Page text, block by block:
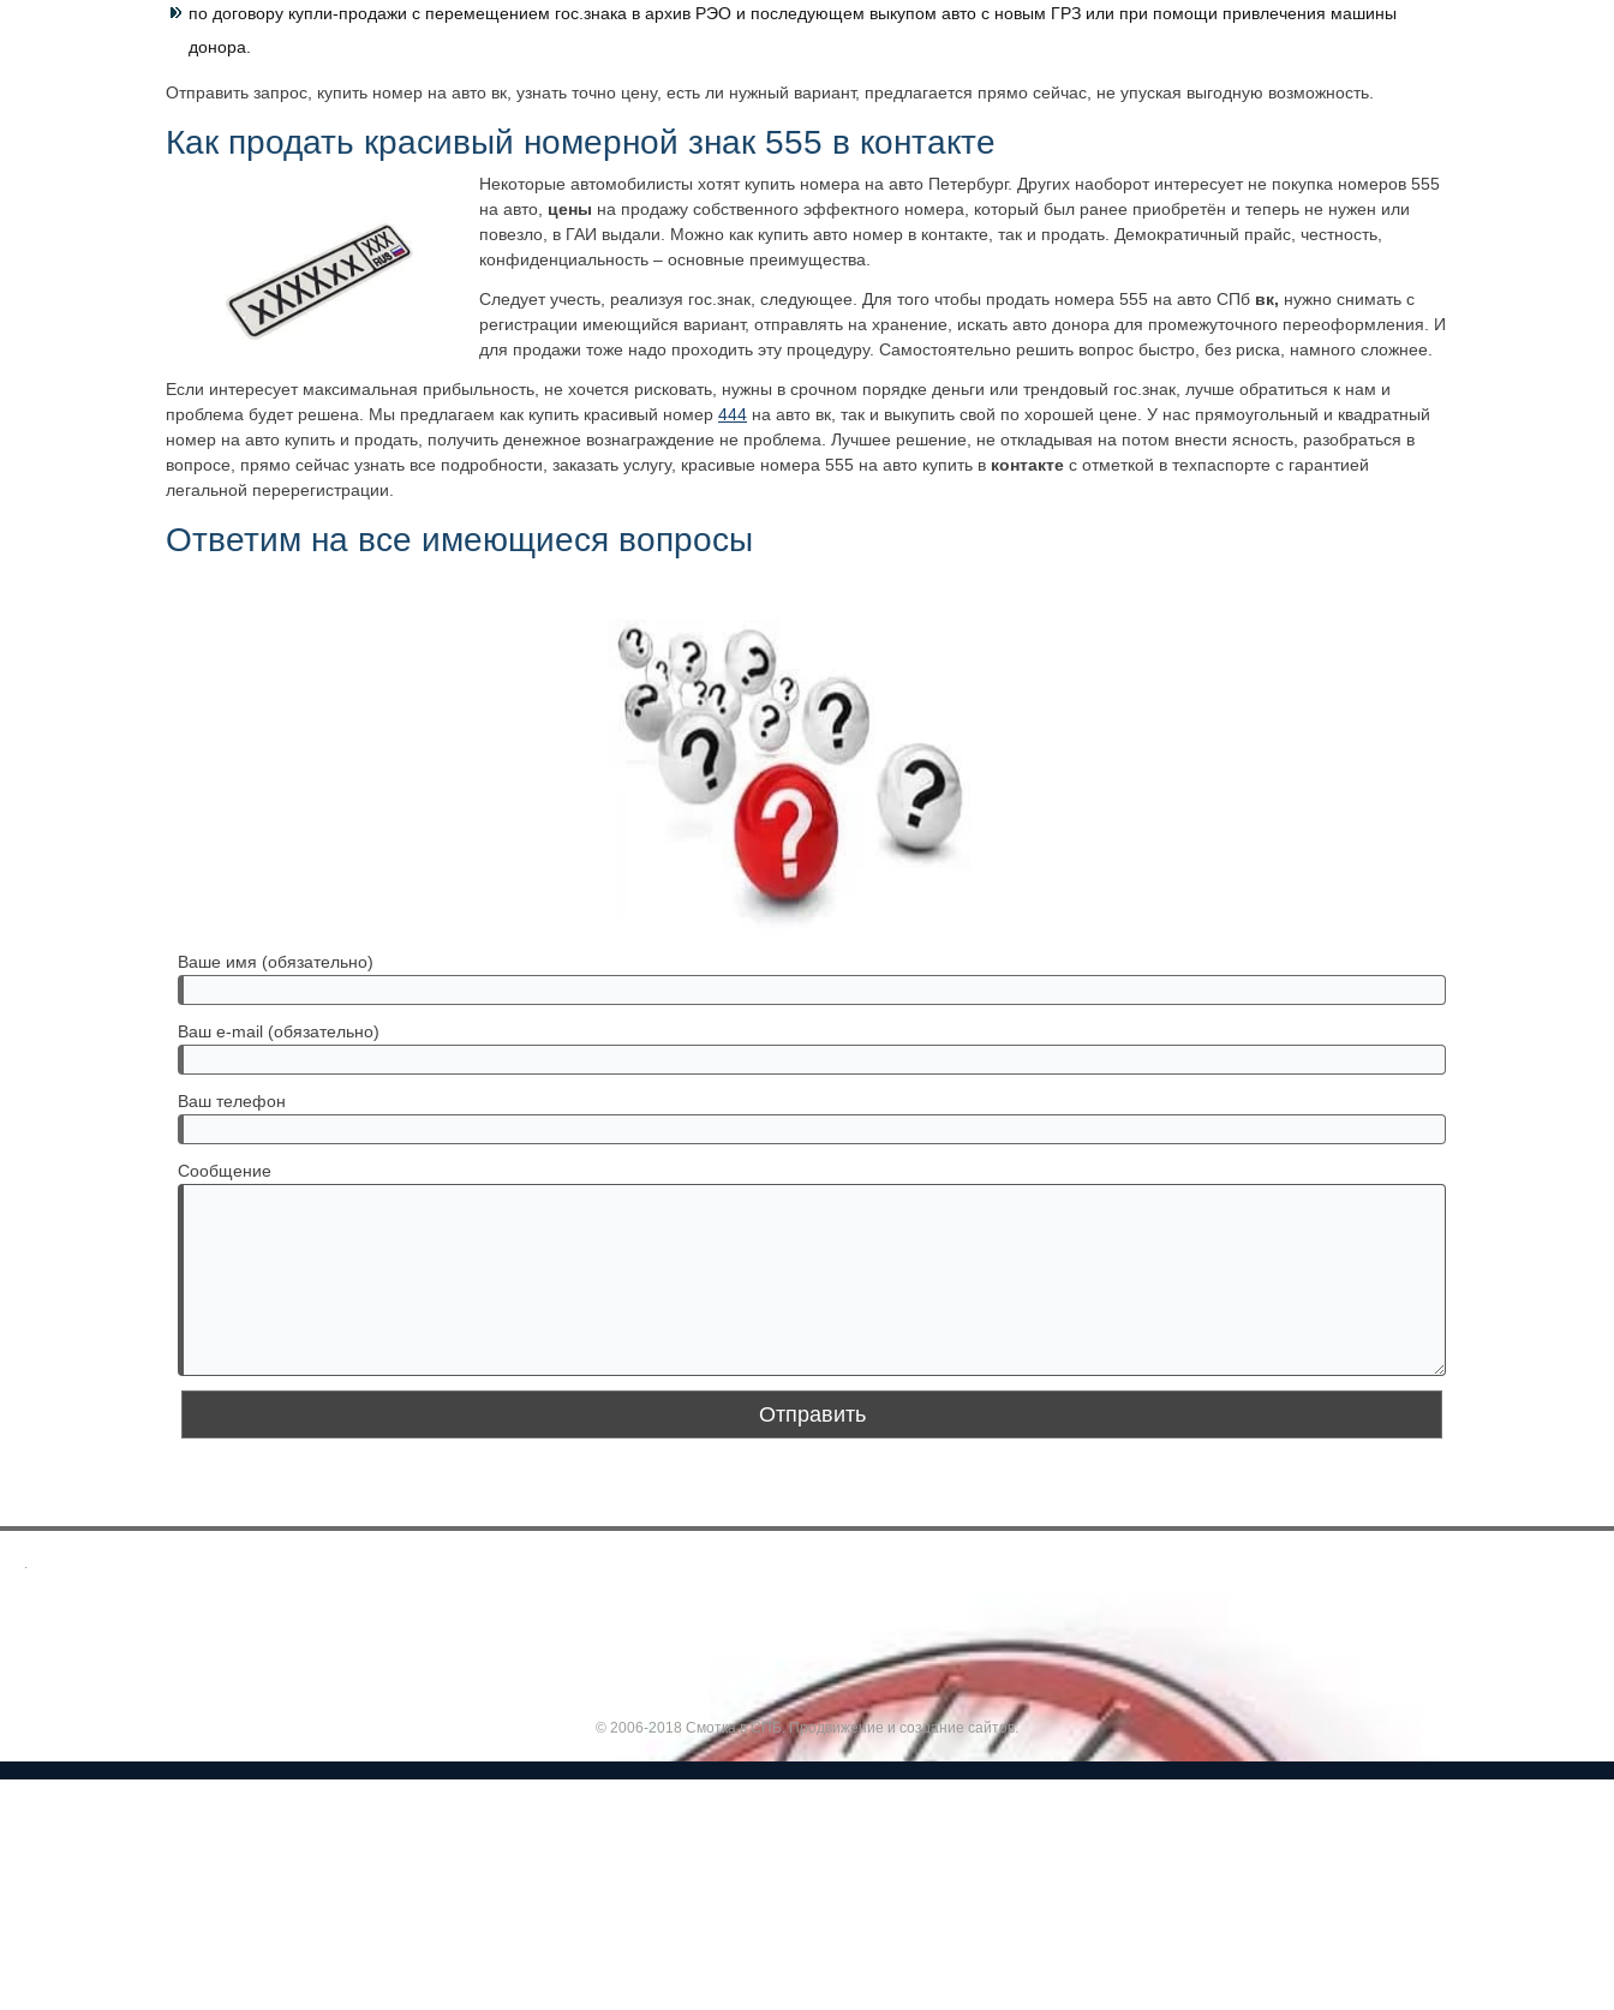
по договору купли-продажи с перемещением гос.знака в архив РЭО и последующем выкупом авто с новым ГРЗ или при помощи привлечения машины
донора.
Отправить запрос, купить номер на авто вк, узнать точно цену, есть ли нужный вариант, предлагается прямо сейчас, не упуская выгодную возможность.
Как продать красивый номерной знак 555 в контакте
Некоторые автомобилисты хотят купить номера на авто Петербург. Других наоборот интересует не покупка номеров 555
на авто, цены на продажу собственного эффектного номера, который был ранее приобретён и теперь не нужен или
повезло, в ГАИ выдали.
Можно как купить авто номер в контакте, так и продать. Демократичный прайс, честность,
конфиденциальность – основные преимущества.
Следует учесть, реализуя гос.знак, следующее. Для того чтобы продать номера 555 на авто СПб вк, нужно снимать с
регистрации имеющийся вариант, отправлять на хранение, искать авто донора для промежуточного переоформления. И
для продажи тоже надо проходить эту процедуру. Самостоятельно решить вопрос быстро, без риска, намного сложнее.
Если интересует максимальная прибыльность, не хочется рисковать, нужны в срочном порядке деньги или трендовый гос.знак, лучше обратиться к нам и
проблема будет решена. Мы предлагаем как купить красивый номер 444 на авто вк, так и выкупить свой по хорошей цене. У нас прямоугольный и квадратный
номер на авто купить и продать, получить денежное вознаграждение не проблема. Лучшее решение, не откладывая на потом внести ясность, разобраться в
вопросе, прямо сейчас узнать все подробности, заказать услугу, красивые номера 555 на авто купить в контакте с отметкой в техпаспорте с гарантией
легальной перерегистрации.
Ответим на все имеющиеся вопросы
Ваше имя (обязательно)
Ваш e-mail (обязательно)
Ваш телефон
Сообщение
.
© 2006-2018 Смотка в СПБ.Продвижение и создание сайтов.